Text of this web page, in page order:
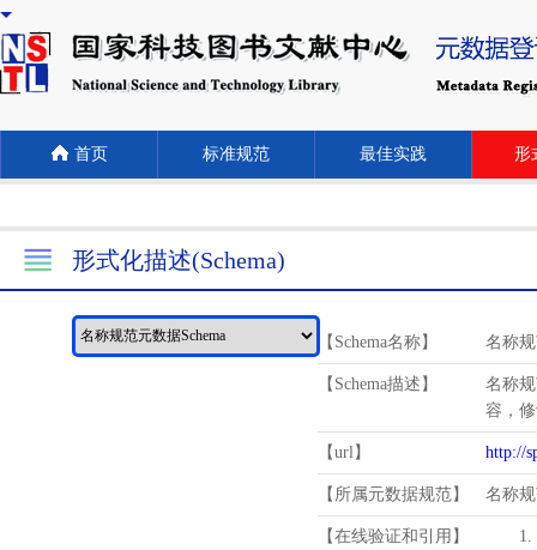
首页 标准规范 最佳实践 形
形式化描述(Schema)
【Schema名称】 名称规
【Schema描述】
名称
容，
【url】 http://
【所属元数据规范】 名称
【在线验证和引用】
1.